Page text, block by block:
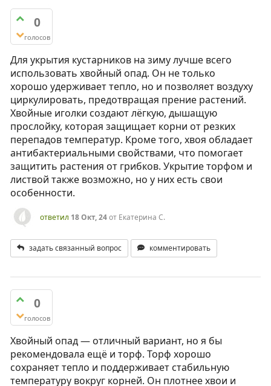
0
голосов
Для укрытия кустарников на зиму лучше всего
использовать хвойный опад. Он не только
хорошо удерживает тепло, но и позволяет воздуху
циркулировать, предотвращая прение растений.
Хвойные иголки создают лёгкую, дышащую
прослойку, которая защищает корни от резких
перепадов температур. Кроме того, хвоя обладает
антибактериальными свойствами, что помогает
защитить растения от грибков. Укрытие торфом и
листвой также возможно, но у них есть свои
особенности.
ответил 18 Окт, 24от Екатерина С.
задать связанный вопрос комментировать
0
голосов
Хвойный опад — отличный вариант, но я бы
рекомендовала ещё и торф. Торф хорошо
сохраняет тепло и поддерживает стабильную
температуру вокруг корней. Он плотнее хвои и